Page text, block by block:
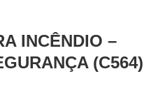
INCÊNDIO –
(C564)